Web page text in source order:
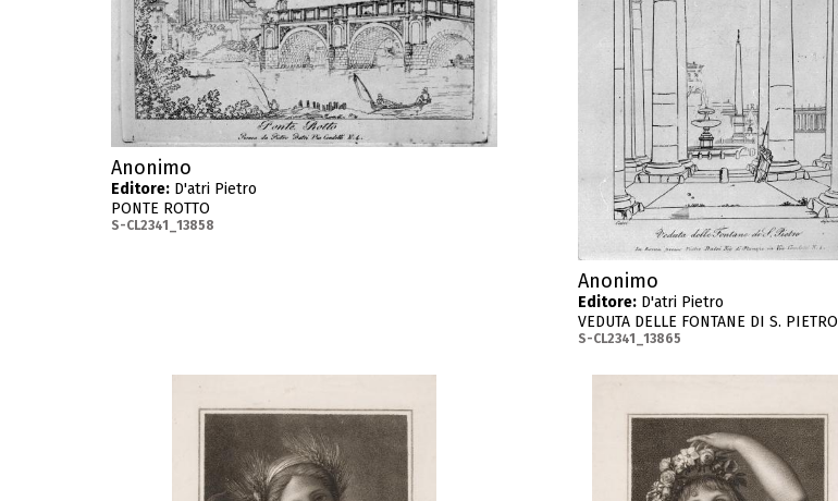
Anonimo
Editore: D'atri Pietro
PONTE ROTTO
S-CL2341_13858
Anonimo
Editore:D'atri Pietro
VEDUTA DELLE FONTANE DI S. PIETRO
S-CL2341_13865